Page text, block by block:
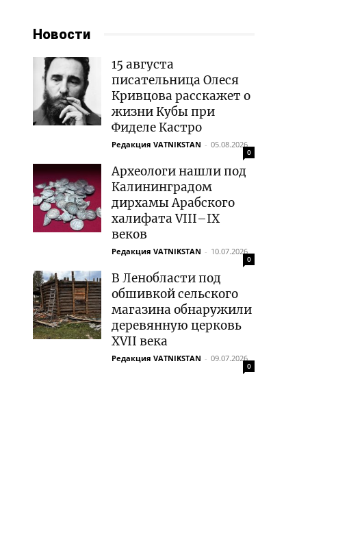
Новости
15 августа
писательница Олеся
Кривцова расскажет о
жизни Кубы при
Фиделе Кастро
Редакция VATNIKSTAN - 05.08.2026
0
Археологи нашли под
Калининградом
дирхамы Арабского
халифата VIII–IX
веков
Редакция VATNIKSTAN - 10.07.2026
0
В Ленобласти под
обшивкой сельского
магазина обнаружили
деревянную церковь
XVII века
Редакция VATNIKSTAN - 09.07.2026
0